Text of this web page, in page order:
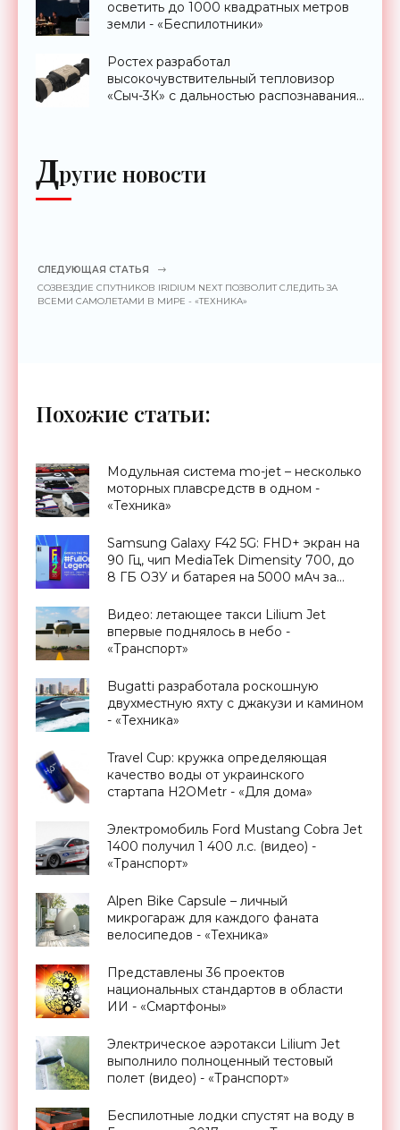
осветить до 1000 квадратных метров
земли - «Беспилотники»
Ростех разработал
высокочувствительный тепловизор
«Сыч-3К» с дальностью распознавания
Другие новости
СЛЕДУЮЩАЯ СТАТЬЯ
СОЗВЕЗДИЕ СПУТНИКОВ IRIDIUM NEXT ПОЗВОЛИТ СЛЕДИТЬ ЗА
ВСЕМИ САМОЛЕТАМИ В МИРЕ - «ТЕХНИКА»
Похожие статьи:
Модульная система mo-jet – несколько
моторных плавсредств в одном -
«Техника»
Samsung Galaxy F42 5G: FHD+ экран на
90 Гц, чип MediaTek Dimensity 700, до
8 ГБ ОЗУ и батарея на 5000 мАч за
Видео: летающее такси Lilium Jet
впервые поднялось в небо -
«Транспорт»
Bugatti разработала роскошную
двухместную яхту с джакузи и камином
- «Техника»
Travel Cup: кружка определяющая
качество воды от украинского
стартапа H2OMetr - «Для дома»
Электромобиль Ford Mustang Cobra Jet
1400 получил 1 400 л.с. (видео) -
«Транспорт»
Alpen Bike Capsule – личный
микрогараж для каждого фаната
велосипедов - «Техника»
Представлены 36 проектов
национальных стандартов в области
ИИ - «Смартфоны»
Электрическое аэротакси Lilium Jet
выполнило полноценный тестовый
полет (видео) - «Транспорт»
Беспилотные лодки спустят на воду в